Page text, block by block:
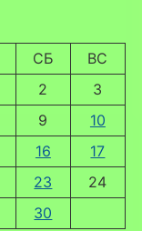
СБ
ВС
2
3
9
10
16
17
23
24
30